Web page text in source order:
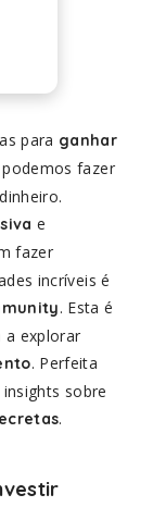
para ganhar
fazer
e
fazer
incríveis é
. Esta é
a explorar
. Perfeita
sobre
.